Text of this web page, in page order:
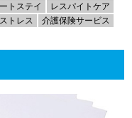
トステイ
レスパイトケア
トレス 介護保険サービス